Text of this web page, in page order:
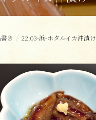
き 22.03-浜-ホタルイカ沖漬け